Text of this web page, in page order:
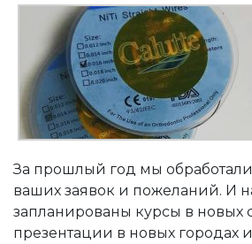
За прошлый год мы
ваших заявок и пожеланий. И
запланированы курсы в новых
презентации в новых городах